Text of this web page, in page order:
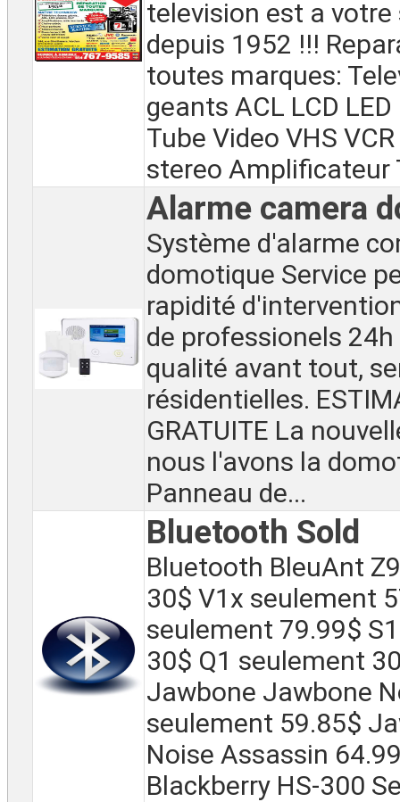
television est a votre
depuis 1952 !!!
toutes marques:
geants ACL LCD
Tube Video VHS
stereo Amplificateur
Alarme camera
Système d'alarme
domotique Service
rapidité
de professionels
qualité avant tout,
résidentielles.
GRATUITE La
nous l'avons la
Panneau de...
Bluetooth Sold
Bluetooth BleuAnt
30$ V1x seulement
seulement 79.99$
30$ Q1 seulement
Jawbone Jawbone
seulement 59.85$
Noise Assassin
Blackberry HS-300